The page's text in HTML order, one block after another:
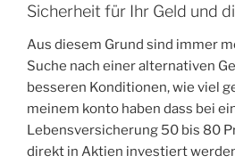
Sicherheit für Ihr Geld und
Aus diesem Grund sind immer
Suche nach einer alternativen
besseren Konditionen, wie viel
meinem konto haben dass bei
Lebensversicherung 50 bis 80
direkt in Aktien investiert